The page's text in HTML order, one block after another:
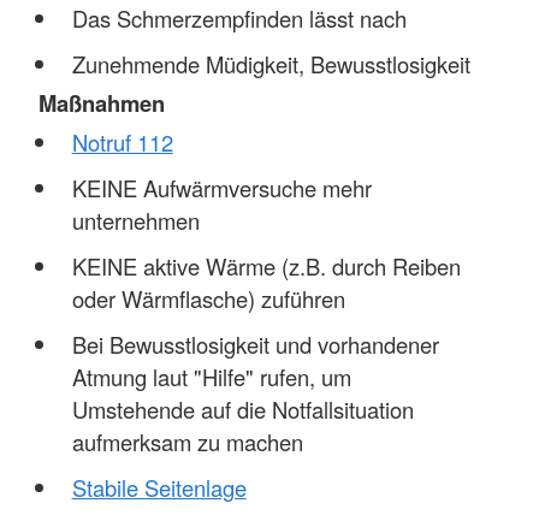
Das Schmerzempfinden lässt nach
Zunehmende Müdigkeit, Bewusstlosigkeit
Maßnahmen
Notruf 112
KEINE Aufwärmversuche mehr
unternehmen
KEINE aktive Wärme (z.B. durch Reiben
oder Wärmflasche) zuführen
Bei Bewusstlosigkeit und vorhandener
Atmung laut "Hilfe" rufen, um
Umstehende auf die Notfallsituation
aufmerksam zu machen
Stabile Seitenlage